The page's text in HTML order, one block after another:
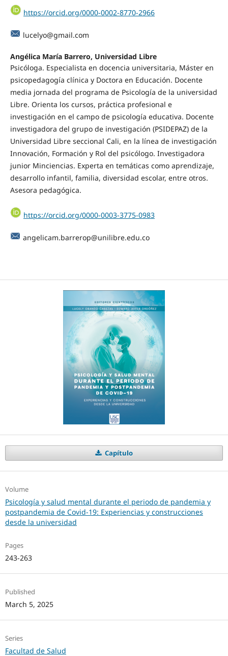
https://orcid.org/0000-0002-8770-2966
lucelyo@gmail.com
Angélica María Barrero, Universidad Libre
Psicóloga. Especialista en docencia universitaria, Máster en
psicopedagogía clínica y Doctora en Educación. Docente
media jornada del programa de Psicología de la universidad
Libre. Orienta los cursos, práctica profesional e
investigación en el campo de psicología educativa. Docente
investigadora del grupo de investigación (PSIDEPAZ) de la
Universidad Libre seccional Cali, en la línea de investigación
Innovación, Formación y Rol del psicólogo. Investigadora
junior Minciencias. Experta en temáticas como aprendizaje,
desarrollo infantil, familia, diversidad escolar, entre otros.
Asesora pedagógica.
https://orcid.org/0000-0003-3775-0983
angelicam.barrerop@unilibre.edu.co
Capítulo
Volume
Psicología y salud mental durante el periodo de pandemia y
postpandemia de Covid-19: Experiencias y construcciones
desde la universidad
Pages
243-263
Published
March 5, 2025
Series
Facultad de Salud